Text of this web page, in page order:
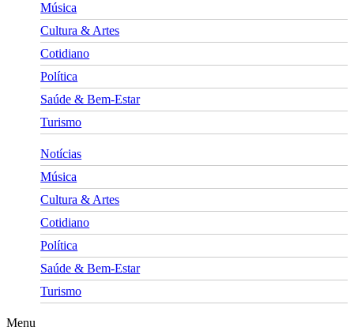
Música
Cultura & Artes
Cotidiano
Política
Saúde & Bem-Estar
Turismo
Notícias
Música
Cultura & Artes
Cotidiano
Política
Saúde & Bem-Estar
Turismo
Menu